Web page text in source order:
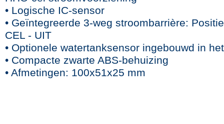
• Logische IC-sensor
• Geïntegreerde 3-weg stroombarrière:
CEL - UIT
• Optionele watertanksensor ingebouwd in
• Compacte zwarte ABS-behuizing
• Afmetingen: 100x51x25 mm